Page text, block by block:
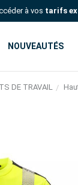
à vos tarifs
NOUVEAUTÉS
DE TRAVAIL